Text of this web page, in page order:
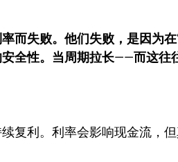
而失败。他们失败，是因为在
全性。当周期拉长——而这
复利。利率会影响现金流，